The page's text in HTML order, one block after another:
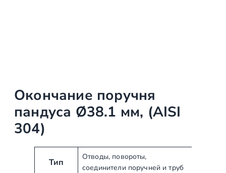
Окончание поручня
пандуса Ø38.1 мм, (AISI
304)
З
Тип
Отводы, повороты,
соединители поручней и труб